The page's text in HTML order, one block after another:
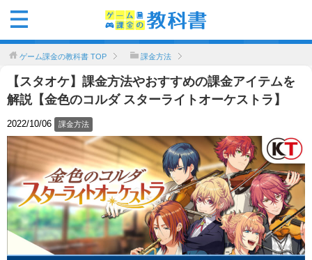
ゲーム課金の教科書 TOP 課金方法
【スタオケ】課金方法やおすすめの課金アイテムを
解説【金色のコルダ スターライトオーケストラ】
2022/10/06 課金方法